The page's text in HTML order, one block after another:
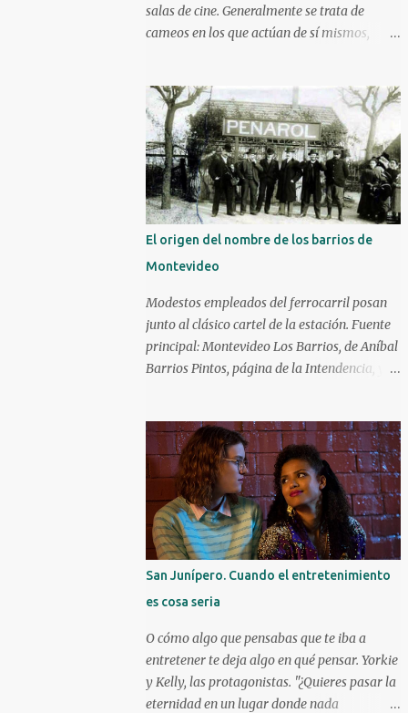
salas de cine. Generalmente se trata de
cameos en los que actúan de sí mismos,
victoria de 1982 con figuras como Silvester
Stallone y Michael Caine, compartiendo
cartel con Pelé, Bobby Moore y el argentino
Osvaldo Ardiles, en una recreación muy libre
del llamado partido de la muerte jugado en
Kiev, Ucrania, el 9 de agosto de 1942, bajo la
ocupación nazi. Stallone atajando un penal
sobre la hora. Hoy nos enfocaremos en tres
historias de deportistas que fueron más allá,
incluso alguno llegando a construir una
carrera como actor y obteniendo elogios de
la crítica. Kareem Abdul-Jabbar Uno d e los
máximos anotadores de la historia de la
ya era una figura conocida, venía de ganar
su primer anillo en la NBA con los
Milwaukee Bucks. Debutó a l...
El origen del nombre de los barrios de
Montevideo
Modestos empleados del ferrocarril posan
junto al clásico cartel de la estación. Fuente
principal: Montevideo Los Barrios, de Aníbal
Barrios Pintos, página de la Intendencia, y
de manera espontánea, caso Aguada,
Cordón y Paso Molino. Hubo algunos que
surgieron durante la Guerra Grande: Cerrito,
Unión y Buceo. Y luego hay varios que
fueron creados por especuladores de tierras
que lotearon terrenos y los vendieron en
cuotas para la instalación de viviendas, en
particular a inmigrantes. Éstos solían apelar
a lugares o personajes de sus países de
origen para darle nombre a estos nuevos
barrios. ¿Quiénes fueron los principales
creadores de barrios? Los tres principales
fueron el montevideano Francisco Piria, el
San Junípero. Cuando el entretenimiento
es cosa seria
O cómo algo que pensabas que te iba a
entretener te deja algo en qué pensar. Yorkie
y Kelly, las protagonistas. "¿Quieres pasar la
eternidad en un lugar donde nada